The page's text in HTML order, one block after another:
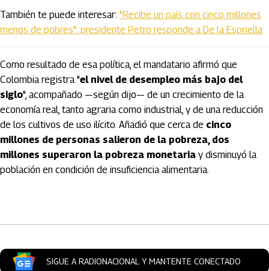
También te puede interesar: "Recibe un país con cinco millones
menos de pobres": presidente Petro responde a De la Espriella
Como resultado de esa política, el mandatario afirmó que
Colombia registra "el nivel de desempleo más bajo del
siglo", acompañado —según dijo— de un crecimiento de la
economía real, tanto agraria como industrial, y de una reducción
de los cultivos de uso ilícito. Añadió que cerca de cinco
millones de personas salieron de la pobreza, dos
millones superaron la pobreza monetaria y disminuyó la
población en condición de insuficiencia alimentaria.
SIGUE A RADIONACIONAL Y MANTENTE CONECTADO